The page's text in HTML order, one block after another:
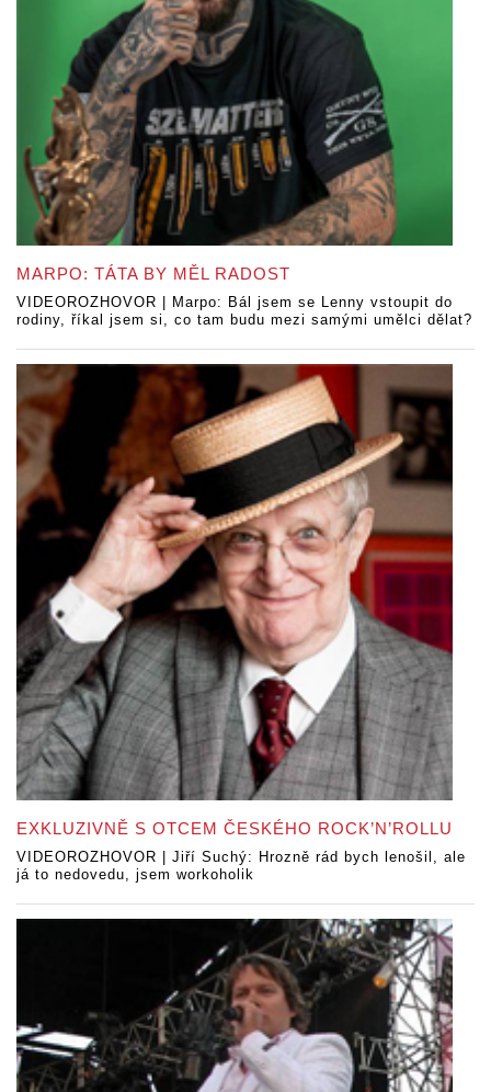
MARPO: TÁTA BY MĚL RADOST
VIDEOROZHOVOR | Marpo: Bál jsem se Lenny vstoupit do
rodiny, říkal jsem si, co tam budu mezi samými umělci dělat?
EXKLUZIVNĚ S OTCEM ČESKÉHO ROCK’N’ROLLU
VIDEOROZHOVOR | Jiří Suchý: Hrozně rád bych lenošil, ale
já to nedovedu, jsem workoholik